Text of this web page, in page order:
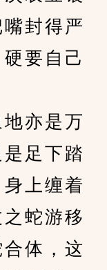
封得严
要自己
亦是万
足下踏
上缠着
蛇游移
体，这